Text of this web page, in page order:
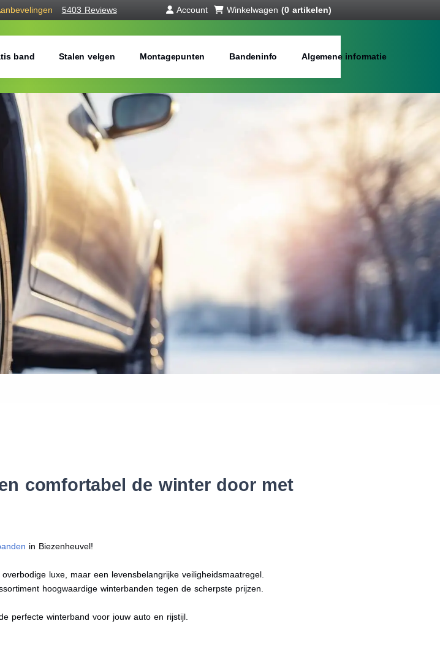
5403 Reviews Account Winkelwagen (0 artikelen)
band Stalen velgen Montagepunten Bandeninfo Algemene informatie
Bestel voordelig winterbanden
Seizoen:
Breedte: Hoogte:
Waar vind ik de maat van mijn banden
Help mij met bestellen
comfortabel de winter door met
in Biezenheuvel!
luxe, maar een levensbelangrijke veiligheidsmaatregel.
hoogwaardige winterbanden tegen de scherpste prijzen.
perfecte winterband voor jouw auto en rijstijl.